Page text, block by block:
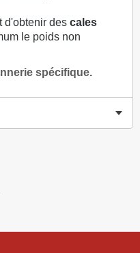
d'obtenir des cales
le poids non
spécifique.